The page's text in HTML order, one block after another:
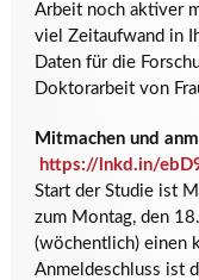
Arbeit noch aktiver
viel Zeitaufwand in
Daten für die
Doktorarbeit von
Mitmachen und
https://lnkd.in/
Start der Studie ist
zum Montag, den
(wöchentlich) einen
Anmeldeschluss ist